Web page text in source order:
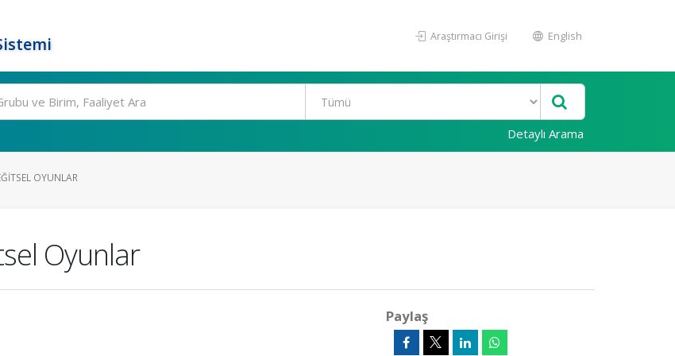
Araştırmacı Girişi English
Detaylı Arama
OYUNLAR
Oyunlar
Paylaş